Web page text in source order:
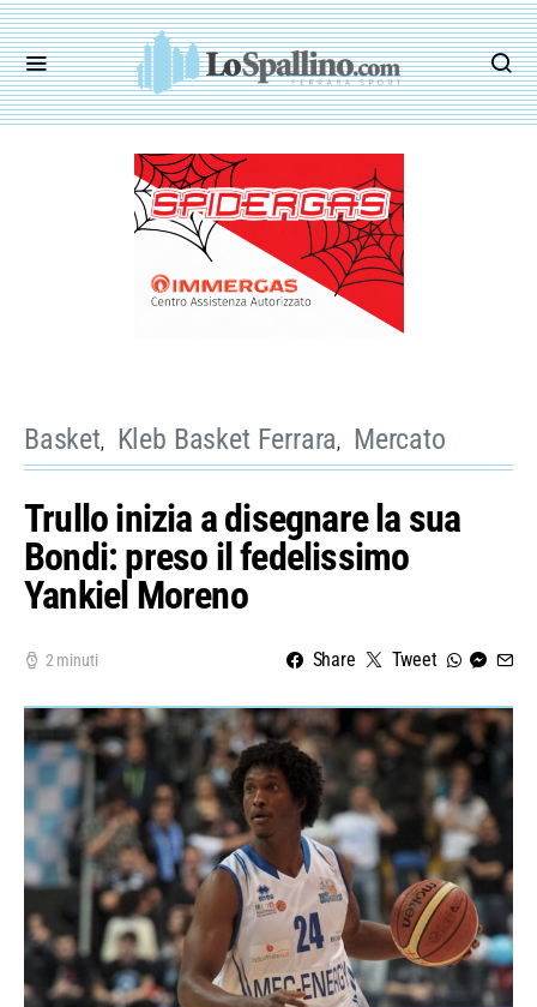
Basket Kleb Basket Ferrara Mercato
Trullo inizia a disegnare la sua
Bondi: preso il fedelissimo
Yankiel Moreno
2 minuti Share Tweet